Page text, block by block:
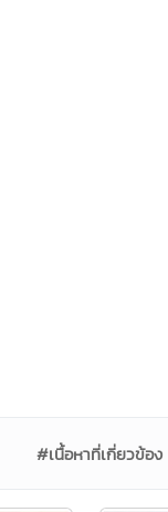
#เนื้อหาที่เกี่ยวข้อง